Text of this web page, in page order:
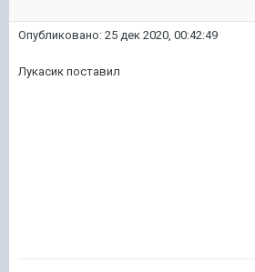
Опубликовано: 25 дек 2020, 00:42:49
Лукасик поставил